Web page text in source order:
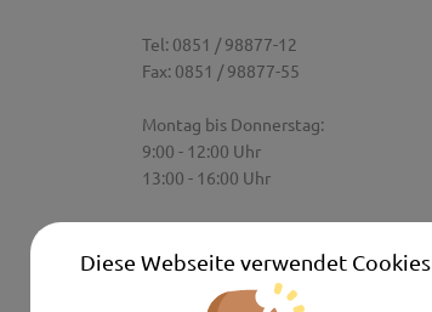
Diese Webseite verwendet Cookies
Tel: 0851 / 98877-12
Fax: 0851 / 98877-55
Montag bis Donnerstag:
9:00 - 12:00 Uhr
13:00 - 16:00 Uhr
9:00 Uhr - 12:00 Uhr